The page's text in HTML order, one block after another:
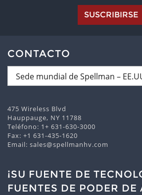
SUSCRIBIRSE
CONTACTO
475 Wireless Blvd
Hauppauge, NY 11788
Teléfono: 1+ 631-630-3000
Fax: +1 631-435-1620
Email: sales@spellmanhv.com
¡SU FUENTE DE
FUENTES DE PODER DE